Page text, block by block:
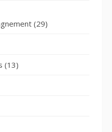
(29)
(13)